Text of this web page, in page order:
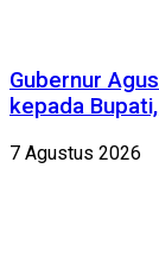
Gubernur
kepada
7 Agustus 2026